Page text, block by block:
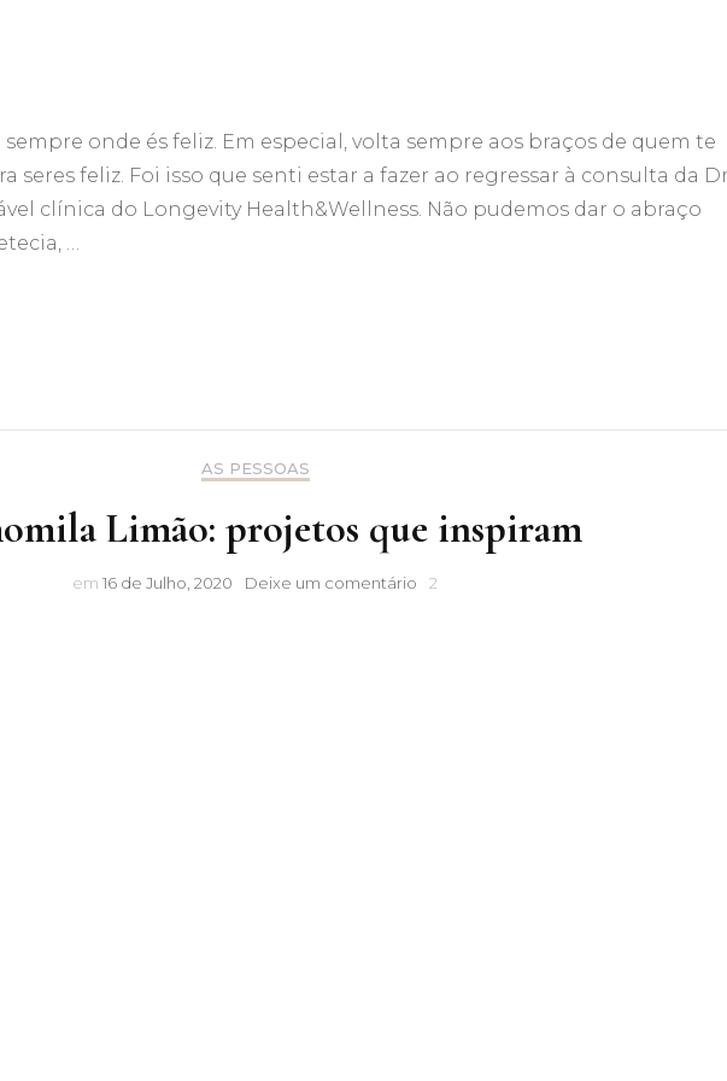
onde és feliz. Em especial, volta sempre aos braços de quem te
seres feliz. Foi isso que senti estar a fazer ao regressar à consulta da
clínica do Longevity Health&Wellness. Não pudemos dar o abraço
…
AS PESSOAS
Limão: projetos que inspiram
em 16 de Julho, 2020 Deixe um comentário Camomila
2